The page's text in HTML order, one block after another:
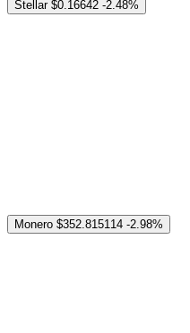
Stellar $0.16642 -2.48%
Monero $352.815114 -2.98%